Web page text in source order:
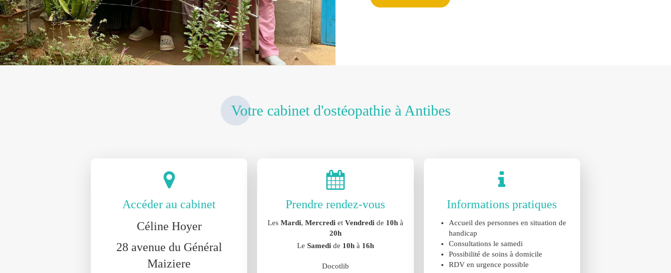
Votre cabinet d'ostéopathie à Antibes
Accéder au cabinet
Céline Hoyer
28 avenue du Général
Maiziere
Prendre rendez-vous
Les Mardi, Mercrediet Vendredide 10hà
20h
Le Samedide 10hà 16h
Docotlib
Informations pratiques
Accueil des personnes en situation de
handicap
Consultations le samedi
Possibilité de soins à domicile
RDV en urgence possible